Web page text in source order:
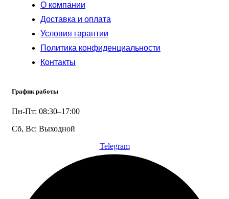
О компании
Доставка и оплата
Условия гарантии
Политика конфиденциальности
Контакты
График работы
Пн-Пт: 08:30–17:00
Сб, Вс: Выходной
Telegram